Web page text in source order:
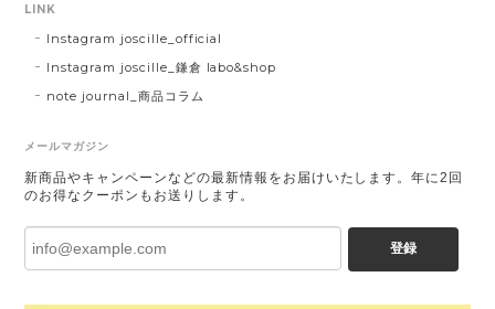
LINK
Instagram joscille_official
Instagram joscille_鎌倉 labo&shop
note journal_商品コラム
メールマガジン
新商品やキャンペーンなどの最新情報をお届けいたします。年に2回
のお得なクーポンもお送りします。
登録